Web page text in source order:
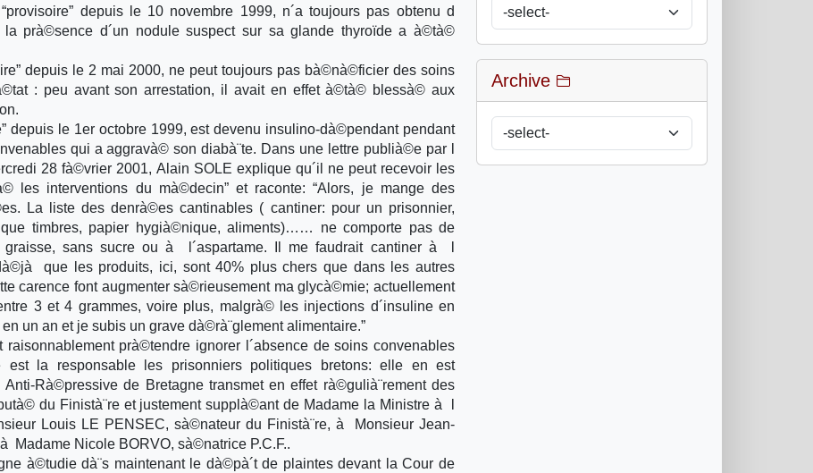
depuis le 10 novembre 1999, n´a toujours pas obtenu d
la prà©sence d´un nodule suspect sur sa glande thyroïde a à©tà©
depuis le 2 mai 2000, ne peut toujours pas bà©nà©ficier des soins
: peu avant son arrestation, il avait en effet à©tà© blessà© aux
depuis le 1er octobre 1999, est devenu insulino-dà©pendant pendant
qui a aggravà© son diabà¨te. Dans une lettre publià©e par l
28 fà©vrier 2001, Alain SOLE explique qu´il ne peut recevoir les
les interventions du mà©decin” et raconte: “Alors, je mange des
La liste des denrà©es cantinables ( cantiner: pour un prisonnier,
timbres, papier hygià©nique, aliments)…… ne comporte pas de
sans sucre ou à l´aspartame. Il me faudrait cantiner à l
que les produits, ici, sont 40% plus chers que dans les autres
carence font augmenter sà©rieusement ma glycà©mie; actuellement
3 et 4 grammes, voire plus, malgrà© les injections d´insuline en
un an et je subis un grave dà©rà¨glement alimentaire.”
prà©tendre ignorer l´absence de soins convenables
la responsable les prisonniers politiques bretons: elle en est
Rà©pressive de Bretagne transmet en effet rà©gulià¨rement des
du Finistà¨re et justement supplà©ant de Madame la Ministre à l
Louis LE PENSEC, sà©nateur du Finistà¨re, à Monsieur Jean-
Madame Nicole BORVO, sà©natrice P.C.F..
à©tudie dà¨s maintenant le dà©pà´t de plaintes devant la Cour de
Archive